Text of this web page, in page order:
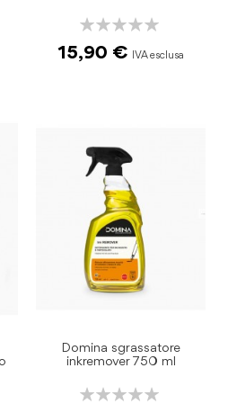
Rating:
15,90 €
Domina sgrassatore
inkremover 750 ml
Rating: